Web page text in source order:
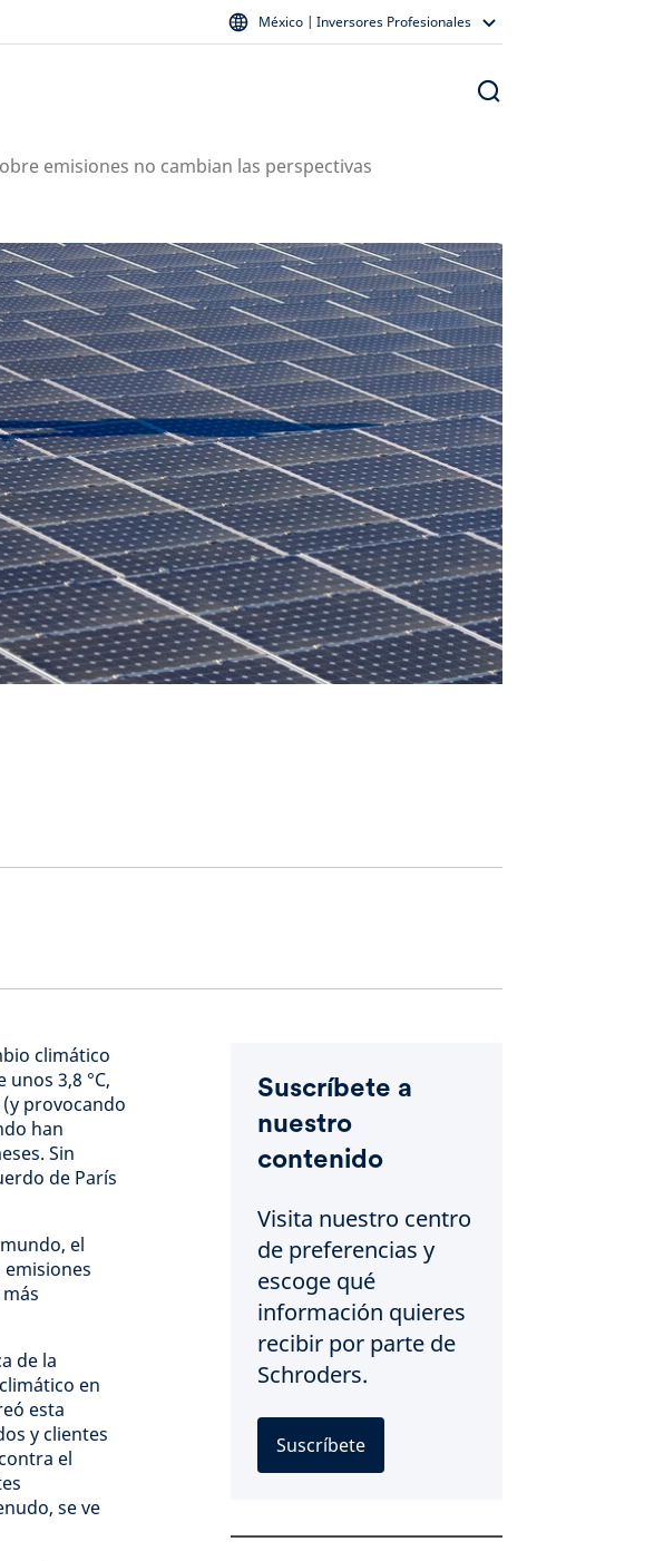
México | Inversores Profesionales
emisiones no cambian las perspectivas
climático
3,8 °C,
provocando
han
Sin
de París
el
de la
en
esta
y clientes
el
se ve
Suscríbete a
nuestro
contenido
Visita nuestro centro
de preferencias y
escoge qué
información quieres
recibir por parte de
Schroders.
Suscríbete